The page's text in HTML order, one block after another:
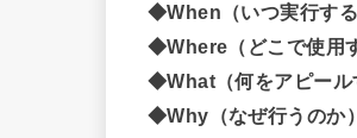
◆When（いつ実行す
◆Where（どこで使用
◆What（何をアピール
◆Why（なぜ行うのか